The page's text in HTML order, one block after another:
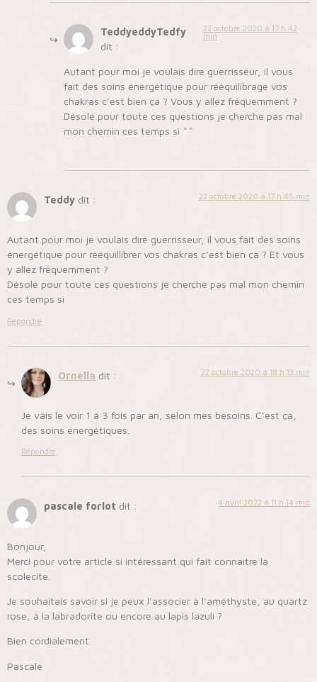
TeddyeddyTedfy
dit :
22 octobre 2020 à 17 h 42
min
Autant pour moi je voulais dire guerrisseur, il vous
fait des soins énergétique pour rééquilibrage vos
chakras c’est bien ça ? Vous y allez fréquemment ?
Désolé pour toute ces questions je cherche pas mal
mon chemin ces temps si ^^
Teddy dit : 22 octobre 2020 à 17 h 45 min
Autant pour moi je voulais dire guerrisseur, il vous fait des soins
énergétique pour rééquillibrer vos chakras c’est bien ça ? Et vous
y allez fréquemment ?
Désolé pour toute ces questions je cherche pas mal mon chemin
ces temps si
Répondre
Ornella dit : 22 octobre 2020 à 18 h 13 min
Je vais le voir 1 à 3 fois par an, selon mes besoins. C’est ça,
des soins énergétiques.
Répondre
pascale forlot dit : 4 avril 2022 à 11 h 14 min
Bonjour,
Merci pour votre article si intéressant qui fait connaitre la
scolecite.
Je souhaitais savoir si je peux l’associer à l’améthyste, au quartz
rose, à la labradorite ou encore au lapis lazuli ?
Bien cordialement.
Pascale